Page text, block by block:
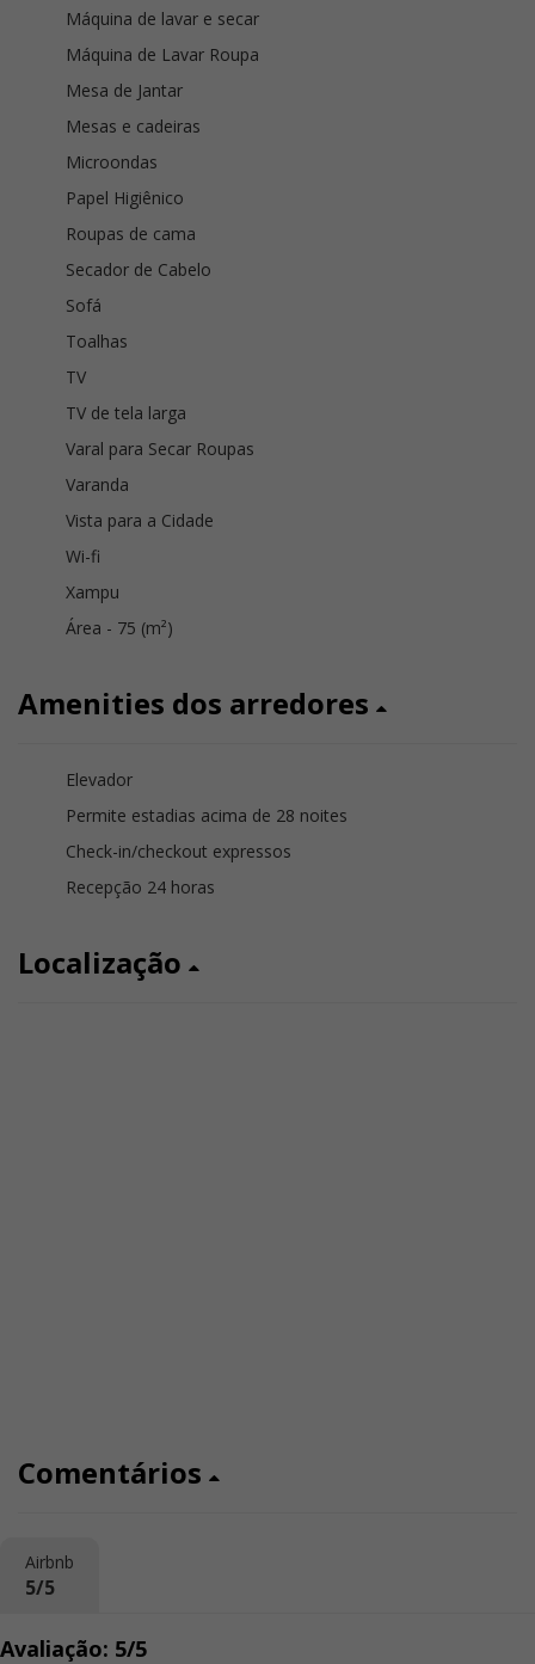
Máquina de lavar e secar
Máquina de Lavar Roupa
Mesa de Jantar
Mesas e cadeiras
Microondas
Papel Higiênico
Roupas de cama
Secador de Cabelo
Sofá
Toalhas
TV
TV de tela larga
Varal para Secar Roupas
Varanda
Vista para a Cidade
Wi-fi
Xampu
Área - 75 (m²)
Amenities dos arredores
Elevador
Permite estadias acima de 28 noites
Check-in/checkout expressos
Recepção 24 horas
Localização
Comentários
Airbnb
5/5
Avaliação: 5/5